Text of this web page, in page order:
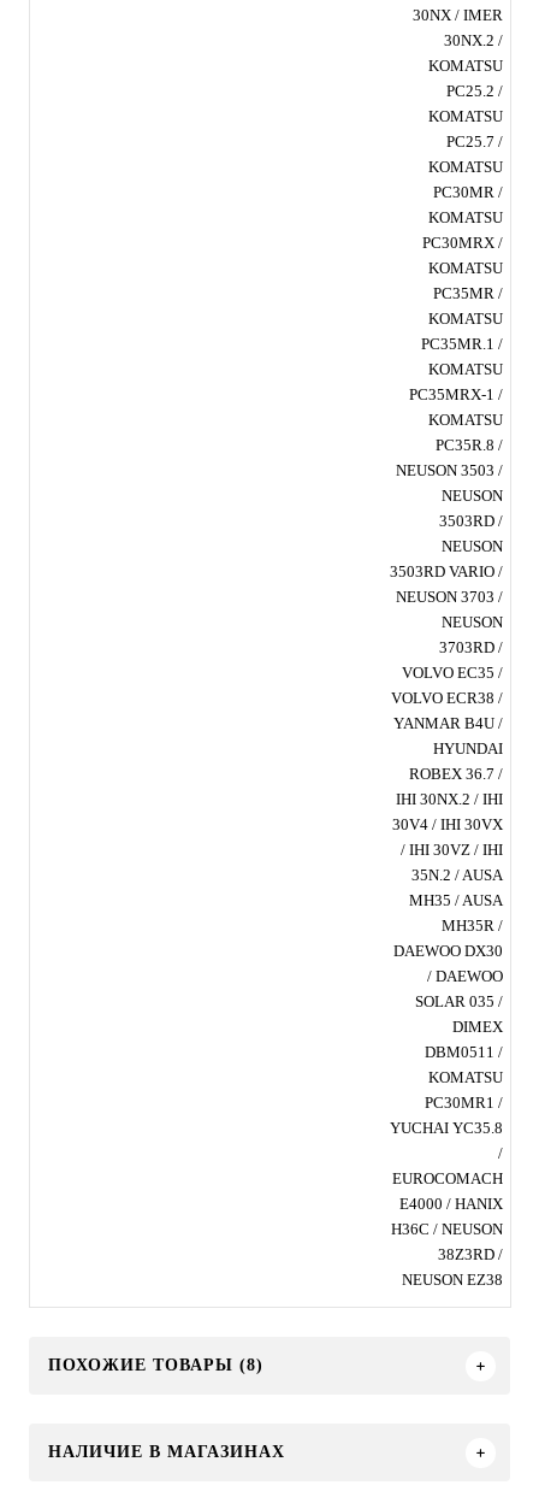
30NX / IMER
30NX.2 /
KOMATSU
PC25.2 /
KOMATSU
PC25.7 /
KOMATSU
PC30MR /
KOMATSU
PC30MRX /
KOMATSU
PC35MR /
KOMATSU
PC35MR.1 /
KOMATSU
PC35MRX-1 /
KOMATSU
PC35R.8 /
NEUSON 3503 /
NEUSON
3503RD /
NEUSON
3503RD VARIO /
NEUSON 3703 /
NEUSON
3703RD /
VOLVO EC35 /
VOLVO ECR38 /
YANMAR B4U /
HYUNDAI
ROBEX 36.7 /
IHI 30NX.2 / IHI
30V4 / IHI 30VX
/ IHI 30VZ / IHI
35N.2 / AUSA
MH35 / AUSA
MH35R /
DAEWOO DX30
/ DAEWOO
SOLAR 035 /
DIMEX
DBM0511 /
KOMATSU
PC30MR1 /
YUCHAI YC35.8
/
EUROCOMACH
E4000 / HANIX
H36C / NEUSON
38Z3RD /
NEUSON EZ38
ПОХОЖИЕ ТОВАРЫ (8)
НАЛИЧИЕ В МАГАЗИНАХ